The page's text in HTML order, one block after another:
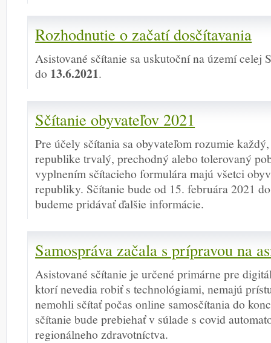
Rozhodnutie o začatí dosčítavania
Asistované sčítanie sa uskutoční na území celej
do 13.6.2021.
Sčítanie obyvateľov 2021
Pre účely sčítania sa obyvateľom rozumie
republike trvalý, prechodný alebo tolerovaný
vyplnením sčítacieho formulára majú všetci
republiky. Sčítanie bude od 15. februára 2021
budeme pridávať ďalšie informácie.
Samospráva začala s prípravou na
Asistované sčítanie je určené primárne pre
ktorí nevedia robiť s technológiami, nemajú
nemohli sčítať počas online samosčítania do
sčítanie bude prebiehať v súlade s covid
regionálneho zdravotníctva.